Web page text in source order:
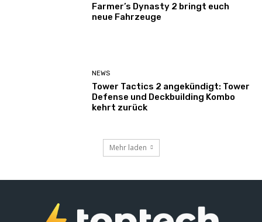
Farmer’s Dynasty 2 bringt euch
neue Fahrzeuge
NEWS
Tower Tactics 2 angekündigt: Tower
Defense und Deckbuilding Kombo
kehrt zurück
Mehr laden